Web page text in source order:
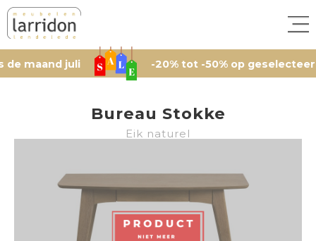
juli -20% tot -50% op geselecteerde
Bureau Stokke
Eik naturel